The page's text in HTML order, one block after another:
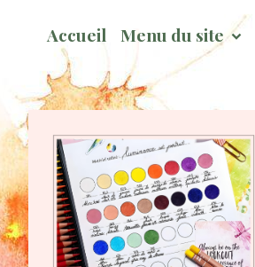
Accueil Menu du site